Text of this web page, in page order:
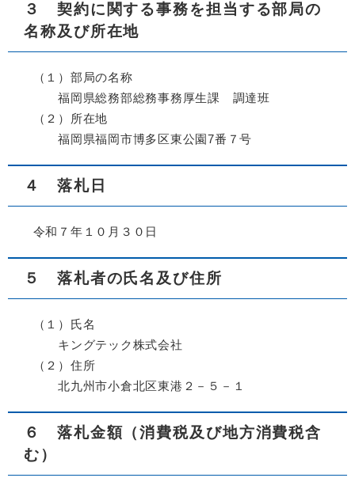
３ 契約に関する事務を担当する部局の
名称及び所在地
（１）部局の名称
福岡県総務部総務事務厚生課 調達班
（２）所在地
福岡県福岡市博多区東公園7番７号
４ 落札日
令和７年１０月３０日
５ 落札者の氏名及び住所
（１）氏名
キングテック株式会社
（２）住所
北九州市小倉北区東港２－５－１
６ 落札金額（消費税及び地方消費税含
む）